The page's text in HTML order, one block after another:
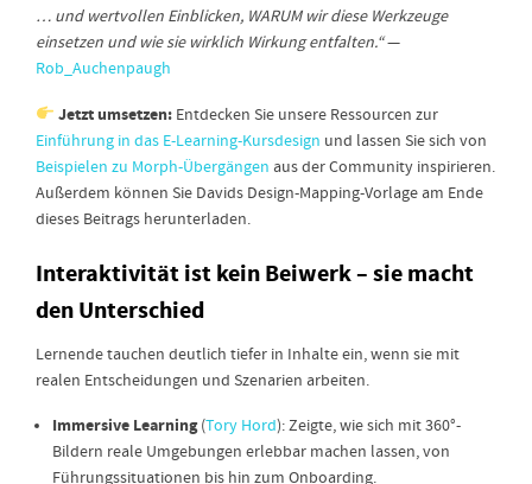
… und wertvollen Einblicken, WARUM wir diese Werkzeuge
einsetzen und wie sie wirklich Wirkung entfalten.“—
Rob_Auchenpaugh
Jetzt umsetzen:Entdecken Sie unsere Ressourcen zur
Einführung in das E-Learning-Kursdesign und lassen Sie sich von
Beispielen zu Morph-Übergängen aus der Community inspirieren.
Außerdem können Sie Davids Design-Mapping-Vorlage am Ende
dieses Beitrags herunterladen.
Interaktivität ist kein Beiwerk – sie macht
den Unterschied
Lernende tauchen deutlich tiefer in Inhalte ein, wenn sie mit
realen Entscheidungen und Szenarien arbeiten.
Immersive Learning(Tory Hord): Zeigte, wie sich mit 360°-
Bildern reale Umgebungen erlebbar machen lassen, von
Führungssituationen bis hin zum Onboarding.